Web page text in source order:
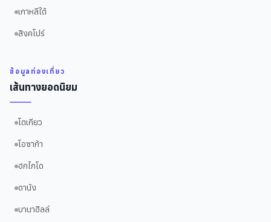
เกาหลีใต้
สิงคโปร์
ข้อมูลท่องเที่ยว
เส้นทางยอดนิยม
โตเกียว
โอซาก้า
ฮกไกโด
ดานัง
บานาฮิลล์